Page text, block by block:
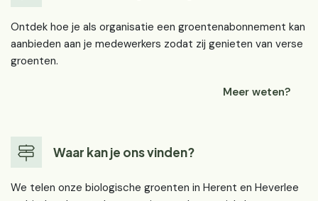
Ontdek hoe je als organisatie een groentenabonnement kan
aanbieden aan je medewerkers zodat zij genieten van verse
groenten.
Meer weten?
Waar kan je ons vinden?
We telen onze biologische groenten in Herent en Heverlee